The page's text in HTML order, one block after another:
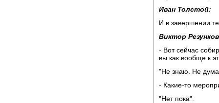
Иван Толстой:
И в завершении
Виктор
- Вот сейчас
вы как вообще к
"Не знаю. Не
- Какие-то
"Нет пока".